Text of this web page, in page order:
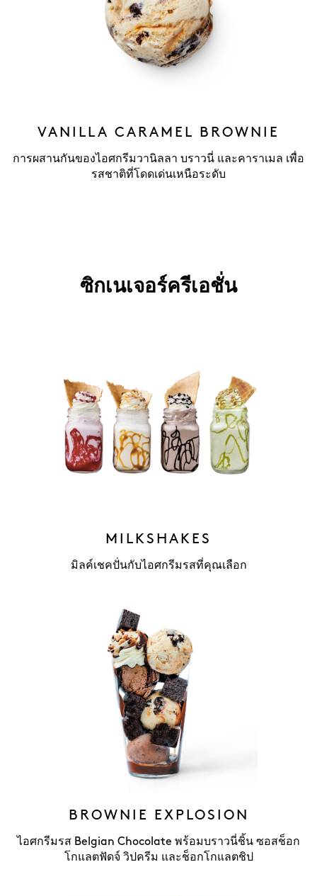
VANILLA CARAMEL BROWNIE
การผสานกันของไอศกรีมวานิลลา บราวนี่ และคาราเมล เพื่อ
รสชาติที่โดดเด่นเหนือระดับ
ซิกเนเจอร์ครีเอชั่น
MILKSHAKES
มิลค์เชคปั่นกับไอศกรีมรสที่คุณเลือก
BROWNIE EXPLOSION
ไอศกรีมรส Belgian Chocolate พร้อมบราวนี่ชิ้น ซอสช็อก
โกแลตฟัดจ์ วิปครีม และช็อกโกแลตชิป